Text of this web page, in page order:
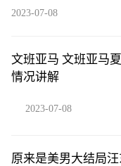
2023-07-08
文班亚马 文班亚马
情况讲解
2023-07-08
原来是美男大结局